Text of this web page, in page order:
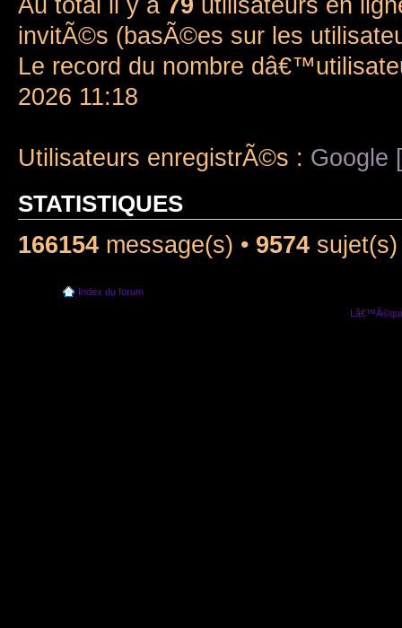
Au total il y a 79 utilisateurs en
invitÃ©s (basÃ©es sur les
Le record du nombre
2026 11:18
Utilisateurs enregistrÃ©s : Google
STATISTIQUES
166154 message(s) • 9574
Index du forum